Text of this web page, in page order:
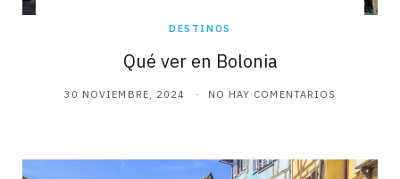
DESTINOS
Qué ver en Bolonia
30 NOVIEMBRE, 2024 NO HAY COMENTARIOS